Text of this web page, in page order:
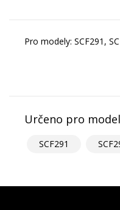
Pro modely: SCF291,
Určeno pro
SCF291